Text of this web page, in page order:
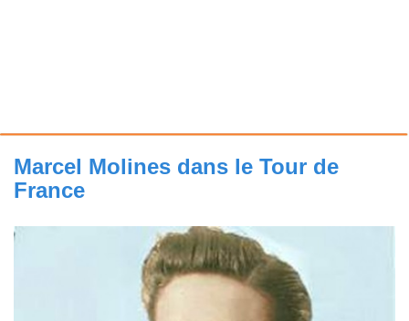
Marcel Molines dans le Tour de
France